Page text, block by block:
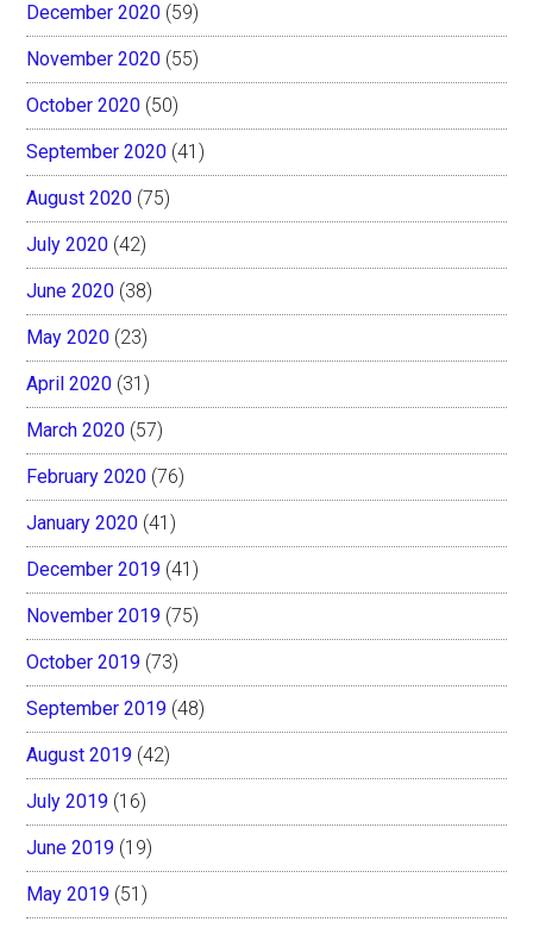
December 2020 (59)
November 2020 (55)
October 2020 (50)
September 2020 (41)
August 2020 (75)
July 2020 (42)
June 2020 (38)
May 2020 (23)
April 2020 (31)
March 2020 (57)
February 2020 (76)
January 2020 (41)
December 2019 (41)
November 2019 (75)
October 2019 (73)
September 2019 (48)
August 2019 (42)
July 2019 (16)
June 2019 (19)
May 2019 (51)